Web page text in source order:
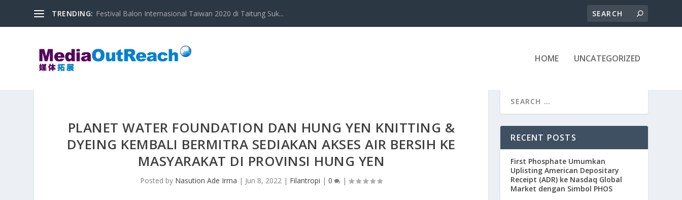
TRENDING: Festival Balon Internasional Taiwan 2020 di Taitung Suk...
HOME UNCATEGORIZED
PLANET WATER FOUNDATION DAN HUNG YEN KNITTING &
DYEING KEMBALI BERMITRA SEDIAKAN AKSES AIR BERSIH KE
MASYARAKAT DI PROVINSI HUNG YEN
Posted by Nasution Ade Irma | Jun 8, 2022 | Filantropi |0 |
RECENT POSTS
First Phosphate Umumkan
Uplisting American Depositary
Receipt (ADR) ke Nasdaq Global
Market dengan Simbol PHOS